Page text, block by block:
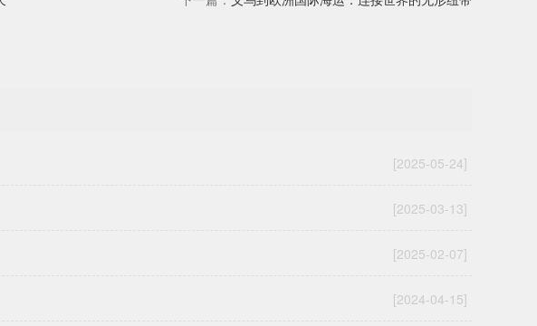
[2025-05-24]
[2025-03-13]
[2025-02-07]
[2024-04-15]